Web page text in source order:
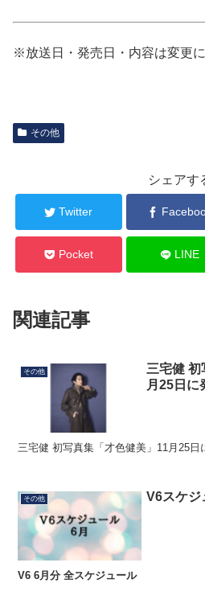
※放送日・発売日・内容は変更
その他
シェアす
Twitter
Pocket LINE
関連記事
その他
三宅健
月25日に
三宅健 初写真集「才色健美」11月25日
その他 V6スケジ
V6 6月分 全スケジュール